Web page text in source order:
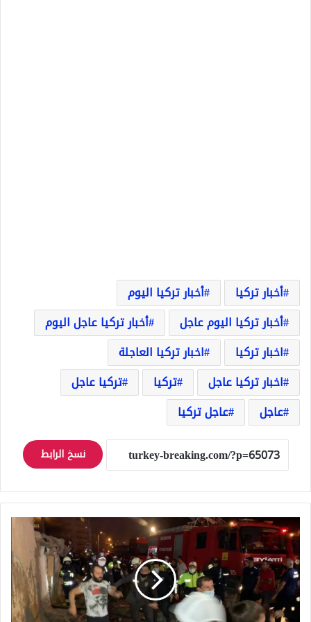
أخبار تركيا
أخبار تركيا اليوم
أخبار تركيا اليوم عاجل
أخبار تركيا عاجل اليوم
اخبار تركيا
اخبار تركيا العاجلة
اخبار تركيا عاجل
تركيا
تركيا عاجل
عاجل
عاجل تركيا
نسخ الرابط
تركيا
..
النيران
تلتهم
ثلاث
أطفال
سوريين